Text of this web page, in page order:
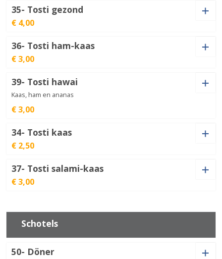
Tosti
ananas
kaas
35- Tosti gezond
€ 4,00
Tosti
gezond
aantal
36- Tosti ham-kaas
€ 3,00
Tosti
ham-
kaas
aantal
39- Tosti hawai
Kaas, ham en ananas
€ 3,00
Tosti
hawai
aantal
34- Tosti kaas
€ 2,50
Tosti
kaas
aantal
37- Tosti salami-kaas
€ 3,00
Tosti
kaas
aantal
Schotels
50- Döner